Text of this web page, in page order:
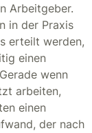
Arbeitgeber.
in der Praxis
erteilt werden,
einen
wenn
arbeiten,
einen
der nach